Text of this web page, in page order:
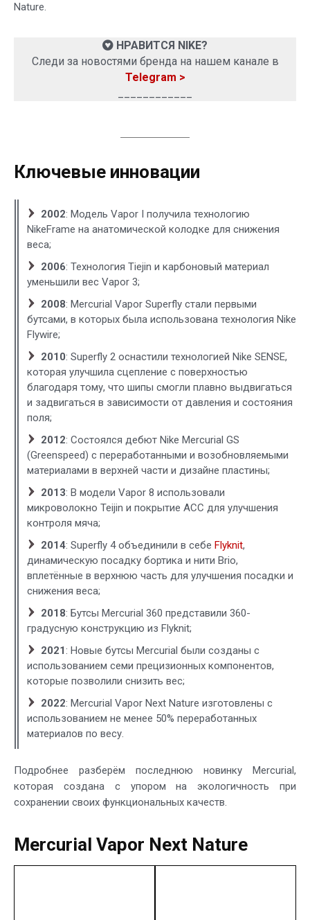
Nature.
НРАВИТСЯ NIKE?
Следи за новостями бренда на нашем канале в
Telegram >
Ключевые инновации
2002: Модель Vapor I получила технологию
NikeFrame на анатомической колодке для снижения
веса;
2006: Технология Tiejin и карбоновый материал
уменьшили вес Vapor 3;
2008: Mercurial Vapor Superfly стали первыми
бутсами, в которых была использована технология Nike
Flywire;
2010: Superfly 2 оснастили технологией Nike SENSE,
которая улучшила сцепление с поверхностью
благодаря тому, что шипы смогли плавно выдвигаться
и задвигаться в зависимости от давления и состояния
поля;
2012: Состоялся дебют Nike Mercurial GS
(Greenspeed) с переработанными и возобновляемыми
материалами в верхней части и дизайне пластины;
2013: В модели Vapor 8 использовали
микроволокно Teijin и покрытие ACC для улучшения
контроля мяча;
2014: Superfly 4 объединили в себе Flyknit,
динамическую посадку бортика и нити Brio,
вплетённые в верхнюю часть для улучшения посадки и
снижения веса;
2018: Бутсы Mercurial 360 представили 360-
градусную конструкцию из Flyknit;
2021: Новые бутсы Mercurial были созданы с
использованием семи прецизионных компонентов,
которые позволили снизить вес;
2022: Mercurial Vapor Next Nature изготовлены с
использованием не менее 50% переработанных
материалов по весу.
Подробнее разберём последнюю новинку Mercurial,
которая создана с упором на экологичность при
сохранении своих функциональных качеств.
Mercurial Vapor Next Nature